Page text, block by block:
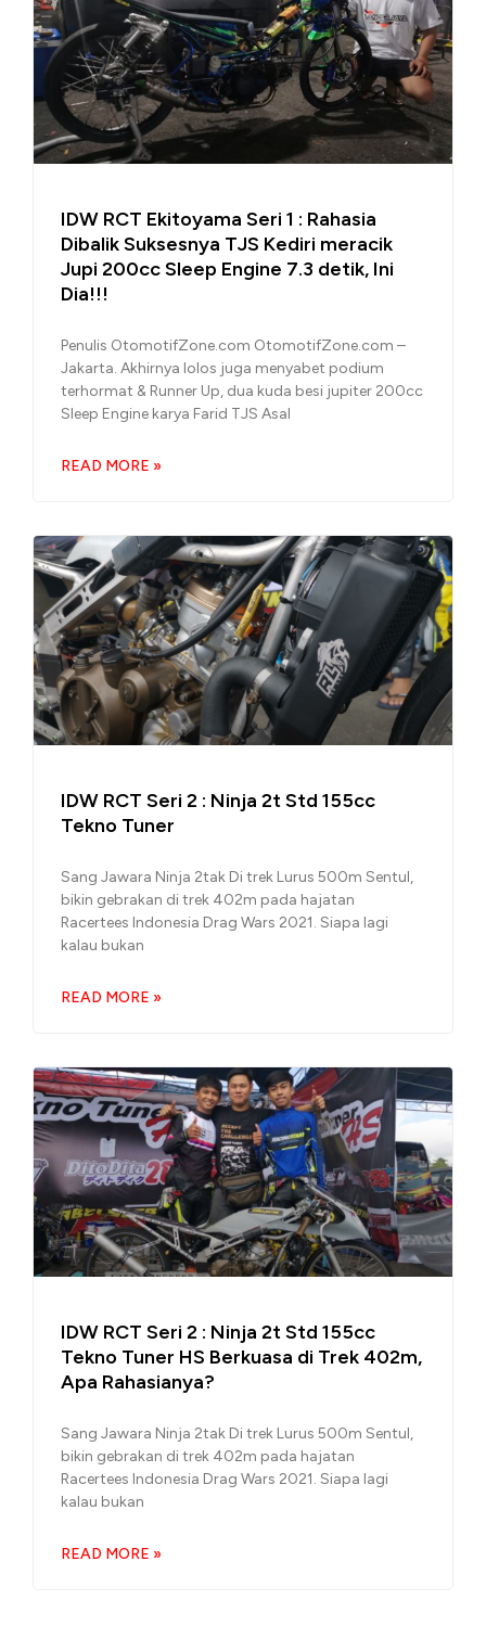
IDW RCT Ekitoyama Seri 1 : Rahasia
Dibalik Suksesnya TJS Kediri meracik
Jupi 200cc Sleep Engine 7.3 detik, Ini
Dia!!!
Penulis OtomotifZone.com OtomotifZone.com –
Jakarta. Akhirnya lolos juga menyabet podium
terhormat & Runner Up, dua kuda besi jupiter 200cc
Sleep Engine karya Farid TJS Asal
READ MORE »
IDW RCT Seri 2 : Ninja 2t Std 155cc
Tekno Tuner
Sang Jawara Ninja 2tak Di trek Lurus 500m Sentul,
bikin gebrakan di trek 402m pada hajatan
Racertees Indonesia Drag Wars 2021. Siapa lagi
kalau bukan
READ MORE »
IDW RCT Seri 2 : Ninja 2t Std 155cc
Tekno Tuner HS Berkuasa di Trek 402m,
Apa Rahasianya?
Sang Jawara Ninja 2tak Di trek Lurus 500m Sentul,
bikin gebrakan di trek 402m pada hajatan
Racertees Indonesia Drag Wars 2021. Siapa lagi
kalau bukan
READ MORE »